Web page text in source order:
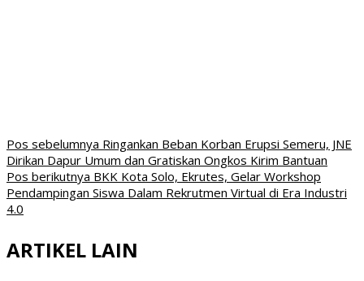
Navigasi
pos
Pos sebelumnya Ringankan Beban Korban Erupsi Semeru, JNE
Dirikan Dapur Umum dan Gratiskan Ongkos Kirim Bantuan
Pos berikutnya BKK Kota Solo, Ekrutes, Gelar Workshop
Pendampingan Siswa Dalam Rekrutmen Virtual di Era Industri
4.0
ARTIKEL LAIN